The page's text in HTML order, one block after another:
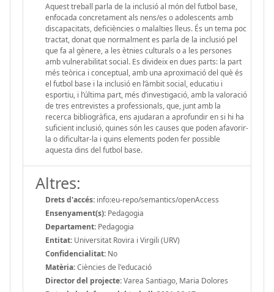
Aquest treball parla de la inclusió al món del futbol base,
enfocada concretament als nens/es o adolescents amb
discapacitats, deficiències o malalties lleus. És un tema poc
tractat, donat que normalment es parla de la inclusió pel
que fa al gènere, a les ètnies culturals o a les persones
amb vulnerabilitat social. Es divideix en dues parts: la part
més teòrica i conceptual, amb una aproximació del què és
el futbol base i la inclusió en l’àmbit social, educatiu i
esportiu, i l’última part, més d’investigació, amb la valoració
de tres entrevistes a professionals, que, junt amb la
recerca bibliogràfica, ens ajudaran a aprofundir en si hi ha
suficient inclusió, quines són les causes que poden afavorir-
la o dificultar-la i quins elements poden fer possible
aquesta dins del futbol base.
Altres:
Drets d'accés: info:eu-repo/semantics/openAccess
Ensenyament(s): Pedagogia
Departament: Pedagogia
Entitat: Universitat Rovira i Virgili (URV)
Confidencialitat: No
Matèria:Ciències de l'educació
Director del projecte:Varea Santiago, Maria Dolores